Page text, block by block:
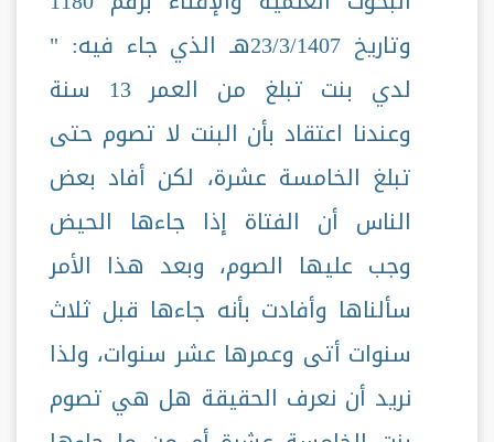
وتاريخ 23/3/1407هـ الذي جاء فيه: "
لدي بنت تبلغ من العمر 13 سنة
وعندنا اعتقاد بأن البنت لا تصوم حتى
تبلغ الخامسة عشرة، لكن أفاد بعض
الناس أن الفتاة إذا جاءها الحيض
وجب عليها الصوم، وبعد هذا الأمر
سألناها وأفادت بأنه جاءها قبل ثلاث
سنوات أتى وعمرها عشر سنوات، ولذا
نريد أن نعرف الحقيقة هل هي تصوم